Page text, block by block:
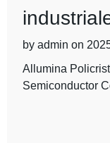
by admin on
Allumina
Semiconductor